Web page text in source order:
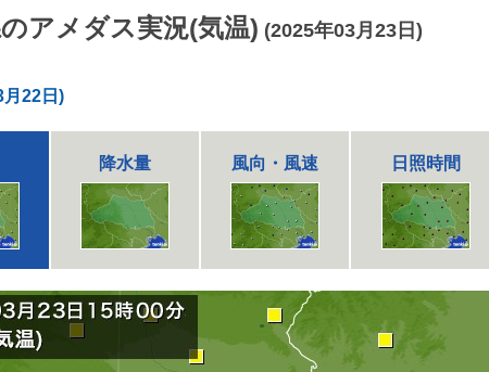
アメダス実況(気温) (2025年03月23日)
月22日)
降水量 風向・風速 日照時間